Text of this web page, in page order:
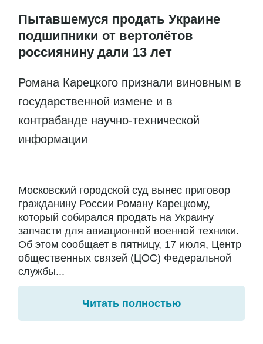
Пытавшемуся продать Украине
подшипники от вертолётов
россиянину дали 13 лет
Романа Карецкого признали виновным в
государственной измене и в
контрабанде научно-технической
информации
Московский городской суд вынес приговор
гражданину России Роману Карецкому,
который собирался продать на Украину
запчасти для авиационной военной техники.
Об этом сообщает в пятницу, 17 июля, Центр
общественных связей (ЦОС) Федеральной
службы...
Читать полностью